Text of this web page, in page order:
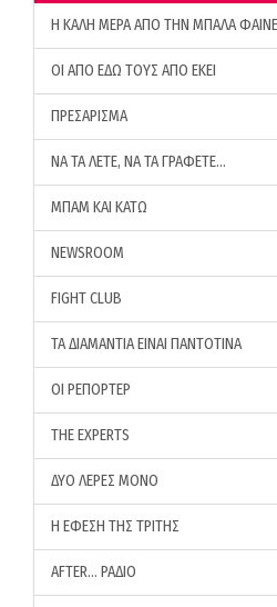
H ΚΑΛΗ ΜΕΡΑ ΑΠΟ ΤΗΝ ΜΠΑΛΑ
ΟΙ ΑΠΟ ΕΔΩ ΤΟΥΣ ΑΠΟ ΕΚΕΙ
ΠΡΕΣΑΡΙΣΜΑ
ΝΑ ΤΑ ΛΕΤΕ, ΝΑ ΤΑ ΓΡΑΦΕΤΕ…
ΜΠΑΜ ΚΑΙ ΚΑΤΩ
NEWSROOM
FIGHT CLUB
ΤΑ ΔΙΑΜΑΝΤΙΑ ΕΙΝΑΙ ΠΑΝΤΟΤΙΝΑ
ΟΙ ΡΕΠΟΡΤΕΡ
THE EXPERTS
ΔΥΟ ΛΕΡΕΣ ΜΟΝΟ
Η ΕΦΕΣΗ ΤΗΣ ΤΡΙΤΗΣ
AFTER… ΡΑΔΙΟ